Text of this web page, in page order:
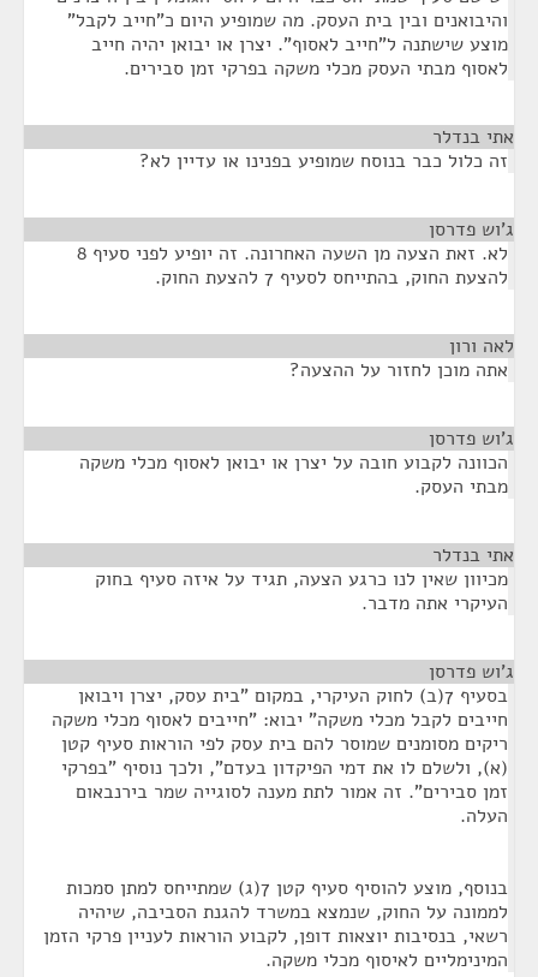
והיבואנים ובין בית העסק. מה שמופיע היום כ"חייב לקבל"
מוצע שישתנה ל"חייב לאסוף". יצרן או יבואן יהיה חייב
לאסוף מבתי העסק מכלי משקה בפרקי זמן סבירים.
אתי בנדלר
זה כלול כבר בנוסח שמופיע בפנינו או עדיין לא?
ג'וש פדרסן
לא. זאת הצעה מן השעה האחרונה. זה יופיע לפני סעיף 8
להצעת החוק, בהתייחס לסעיף 7 להצעת החוק.
לאה ורון
אתה מוכן לחזור על ההצעה?
ג'וש פדרסן
הכוונה לקבוע חובה על יצרן או יבואן לאסוף מכלי משקה
מבתי העסק.
אתי בנדלר
מכיוון שאין לנו כרגע הצעה, תגיד על איזה סעיף בחוק
העיקרי אתה מדבר.
ג'וש פדרסן
בסעיף 7(ב) לחוק העיקרי, במקום "בית עסק, יצרן ויבואן
חייבים לקבל מכלי משקה" יבוא: "חייבים לאסוף מכלי משקה
ריקים מסומנים שמוסר להם בית עסק לפי הוראות סעיף קטן
(א), ולשלם לו את דמי הפיקדון בעדם", ולכך נוסיף "בפרקי
זמן סבירים". זה אמור לתת מענה לסוגייה שמר בירנבאום
העלה.
בנוסף, מוצע להוסיף סעיף קטן 7(ג) שמתייחס למתן סמכות
לממונה על החוק, שנמצא במשרד להגנת הסביבה, שיהיה
רשאי, בנסיבות יוצאות דופן, לקבוע הוראות לעניין פרקי הזמן
המינימליים לאיסוף מכלי משקה.